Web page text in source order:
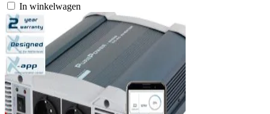
In winkelwagen